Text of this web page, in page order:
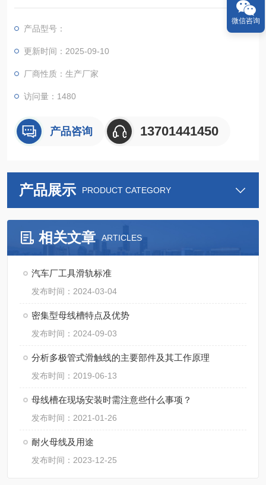
优异性能。
产品型号：
更新时间：2025-09-10
厂商性质：生产厂家
访问量：1480
产品咨询 13701441450
产品展示 PRODUCT CATEGORY
相关文章 ARTICLES
汽车厂工具滑轨标准
发布时间：2024-03-04
密集型母线槽特点及优势
发布时间：2024-09-03
分析多极管式滑触线的主要部件及其工作原理
发布时间：2019-06-13
母线槽在现场安装时需注意些什么事项？
发布时间：2021-01-26
耐火母线及用途
发布时间：2023-12-25
微信咨询